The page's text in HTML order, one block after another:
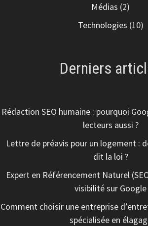
Médias (2)
Technologies (10)
Derniers
Rédaction SEO humaine : pourquoi
lecteurs aussi ?
Lettre de préavis pour un logement :
dit la loi ?
Expert en Référencement Naturel
visibilité sur Google
Comment choisir une entreprise
spécialisée en